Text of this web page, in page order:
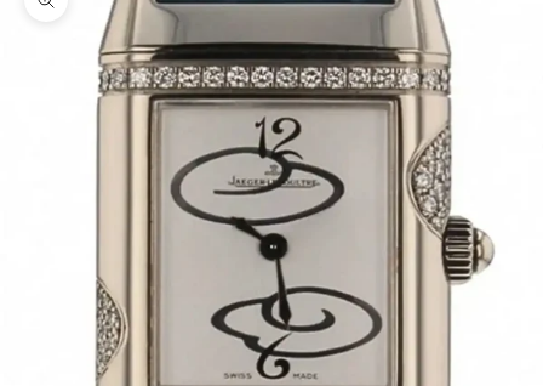
Bild vergrößern